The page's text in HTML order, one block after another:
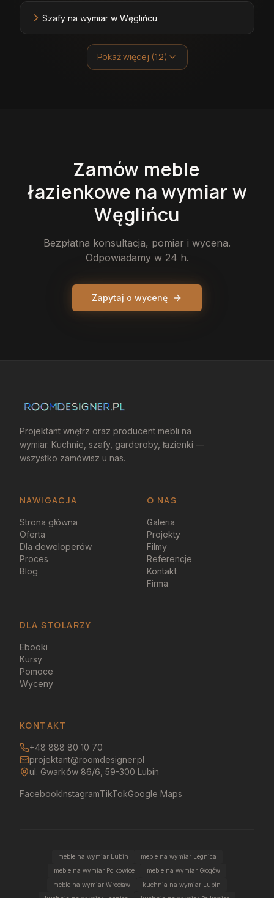
Szafy na wymiar w Węglińcu
Pokaż więcej (12)
Zamów meble
łazienkowe na wymiar w
Węglińcu
Bezpłatna konsultacja, pomiar i wycena.
Odpowiadamy w 24 h.
Zapytaj o wycenę
Projektant wnętrz oraz producent mebli na
wymiar. Kuchnie, szafy, garderoby, łazienki —
wszystko zamówisz u nas.
NAWIGACJA O NAS
Strona główna
Oferta
Dla deweloperów
Proces
Blog
Galeria
Projekty
Filmy
Referencje
Kontakt
Firma
DLA STOLARZY
Ebooki
Kursy
Pomoce
Wyceny
KONTAKT
+48 888 80 10 70
projektant@roomdesigner.pl
ul. Gwarków 86/6, 59-300 Lubin
FacebookInstagramTikTokGoogle Maps
meble na wymiar Lubin
meble na wymiar Legnica
meble na wymiar Polkowice
meble na wymiar Głogów
meble na wymiar Wrocław
kuchnia na wymiar Lubin